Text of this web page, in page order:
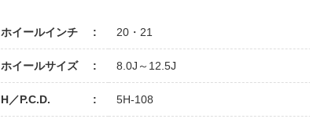
ホイールインチ 20・21
ホイールサイズ 8.0J～12.5J
H／P.C.D. 5H-108